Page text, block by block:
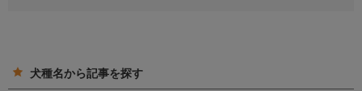
犬種名から記事を探す